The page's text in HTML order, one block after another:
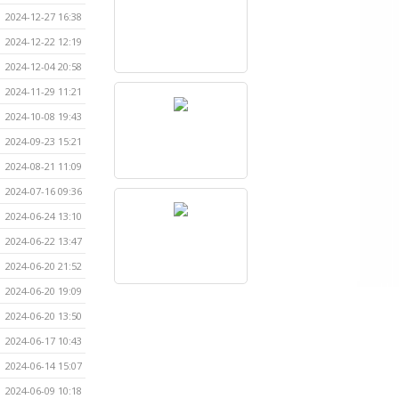
2024-12-27 16:38
2024-12-22 12:19
2024-12-04 20:58
2024-11-29 11:21
2024-10-08 19:43
2024-09-23 15:21
2024-08-21 11:09
2024-07-16 09:36
2024-06-24 13:10
2024-06-22 13:47
2024-06-20 21:52
2024-06-20 19:09
2024-06-20 13:50
2024-06-17 10:43
2024-06-14 15:07
2024-06-09 10:18